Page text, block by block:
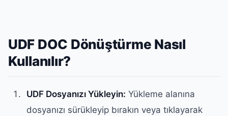
UDF DOC Dönüştürme Nasıl
Kullanılır?
UDF Dosyanızı Yükleyin: Yükleme alanına
dosyanızı sürükleyip bırakın veya tıklayarak